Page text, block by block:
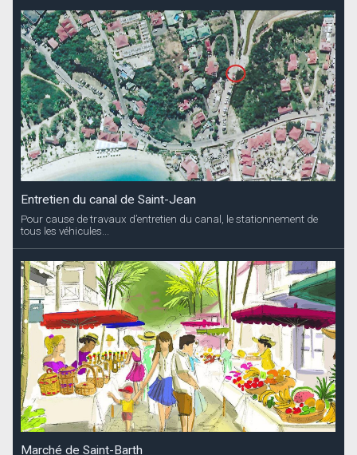
Entretien du canal de Saint-Jean
Pour cause de travaux d’entretien du canal, le stationnement de
tous les véhicules...
Marché de Saint-Barth